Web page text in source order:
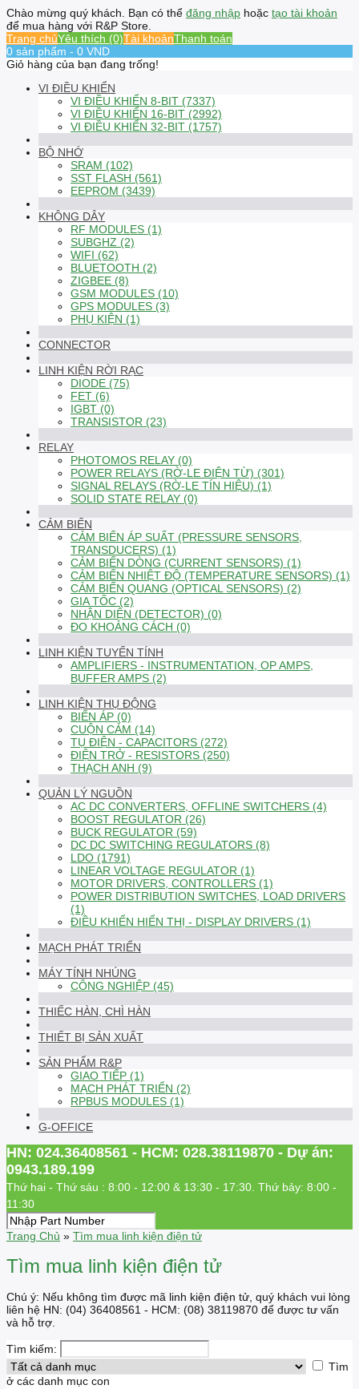
Chào mừng quý khách. Bạn có thể đăng nhập hoặc tạo tài khoản
để mua hàng với R&P Store.
Trang chủYêu thích (0)Tài khoảnThanh toán
0 sản phẩm - 0 VND
Giỏ hàng của bạn đang trống!
VI ĐIỀU KHIỂN
VI ĐIỀU KHIỂN 8-BIT (7337)
VI ĐIỀU KHIỂN 16-BIT (2992)
VI ĐIỀU KHIỂN 32-BIT (1757)
BỘ NHỚ
SRAM (102)
SST FLASH (561)
EEPROM (3439)
KHÔNG DÂY
RF MODULES (1)
SUBGHZ (2)
WIFI (62)
BLUETOOTH (2)
ZIGBEE (8)
GSM MODULES (10)
GPS MODULES (3)
PHỤ KIỆN (1)
CONNECTOR
LINH KIỆN RỜI RẠC
DIODE (75)
FET (6)
IGBT (0)
TRANSISTOR (23)
RELAY
PHOTOMOS RELAY (0)
POWER RELAYS (RỜ-LE ĐIỆN TỪ) (301)
SIGNAL RELAYS (RỜ-LE TÍN HIỆU) (1)
SOLID STATE RELAY (0)
CẢM BIẾN
CẢM BIẾN ÁP SUẤT (PRESSURE SENSORS,
TRANSDUCERS) (1)
CẢM BIẾN DÒNG (CURRENT SENSORS) (1)
CẢM BIẾN NHIỆT ĐỘ (TEMPERATURE SENSORS) (1)
CẢM BIẾN QUANG (OPTICAL SENSORS) (2)
GIA TỐC (2)
NHẬN DIỆN (DETECTOR) (0)
ĐO KHOẢNG CÁCH (0)
LINH KIỆN TUYẾN TÍNH
AMPLIFIERS - INSTRUMENTATION, OP AMPS,
BUFFER AMPS (2)
LINH KIỆN THỤ ĐỘNG
BIẾN ÁP (0)
CUỘN CẢM (14)
TỤ ĐIỆN - CAPACITORS (272)
ĐIỆN TRỞ - RESISTORS (250)
THẠCH ANH (9)
QUẢN LÝ NGUỒN
AC DC CONVERTERS, OFFLINE SWITCHERS (4)
BOOST REGULATOR (26)
BUCK REGULATOR (59)
DC DC SWITCHING REGULATORS (8)
LDO (1791)
LINEAR VOLTAGE REGULATOR (1)
MOTOR DRIVERS, CONTROLLERS (1)
POWER DISTRIBUTION SWITCHES, LOAD DRIVERS
(1)
ĐIỀU KHIỂN HIỂN THỊ - DISPLAY DRIVERS (1)
MẠCH PHÁT TRIỂN
MÁY TÍNH NHÚNG
CÔNG NGHIỆP (45)
THIẾC HÀN, CHÌ HÀN
THIẾT BỊ SẢN XUẤT
SẢN PHẨM R&P
GIAO TIẾP (1)
MẠCH PHÁT TRIỂN (2)
RPBUS MODULES (1)
G-OFFICE
HN: 024.36408561 - HCM: 028.38119870 - Dự án:
0943.189.199
Thứ hai - Thứ sáu : 8:00 - 12:00 & 13:30 - 17:30. Thứ bảy: 8:00 -
11:30
Trang Chủ » Tìm mua linh kiện điện tử
Tìm mua linh kiện điện tử
Chú ý: Nếu không tìm được mã linh kiện điện tử, quý khách vui lòng
liên hệ HN: (04) 36408561 - HCM: (08) 38119870 để được tư vấn
và hỗ trợ.
Tìm kiếm:
Tìm
ở các danh mục con